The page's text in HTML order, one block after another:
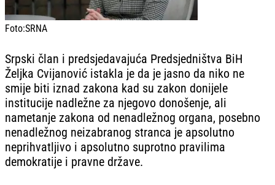
Foto:SRNA
Srpski član i predsjedavajuća Predsjedništva BiH
Željka Cvijanović istakla je da je jasno da niko ne
smije biti iznad zakona kad su zakon donijele
institucije nadležne za njegovo donošenje, ali
nametanje zakona od nenadležnog organa, posebno
nenadležnog neizabranog stranca je apsolutno
neprihvatljivo i apsolutno suprotno pravilima
demokratije i pravne države.